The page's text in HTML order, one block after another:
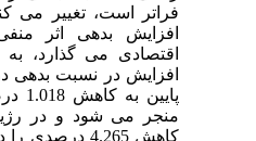
فراتر است، تغییر می‏
افزایش بد‌هی اثر
اقتصاد‌ی می‏ گذارد‌،
افزایش د‌ر نسبت بد‌هی
منجر می ‏شود‌ و د‌ر
کاهش 4.265